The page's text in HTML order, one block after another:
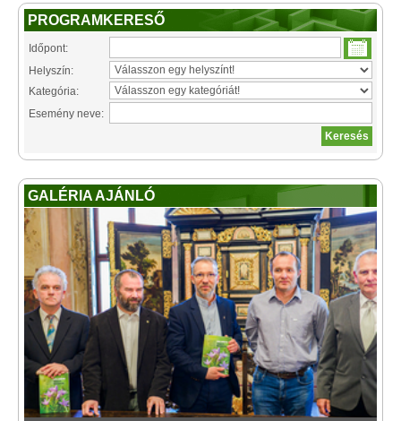
PROGRAMKERESŐ
Időpont:
Helyszín:
Kategória:
Esemény neve:
GALÉRIA AJÁNLÓ